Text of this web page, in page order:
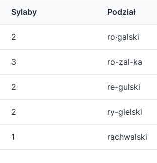
Sylaby Podział
2 ro·galski
3 ro-zal-ka
2 re-gulski
2 ry-gielski
1 rachwalski